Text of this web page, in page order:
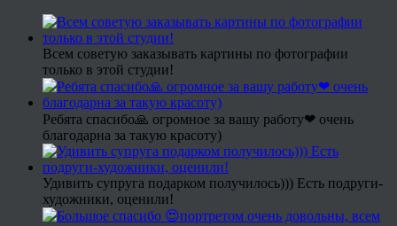
Всем советую заказывать картины по фотографии
только в этой студии!
Ребята спасибо🙏 огромное за вашу работу❤ очень
благодарна за такую красоту)
Удивить супруга подарком получилось))) Есть подруги-
художники, оценили!